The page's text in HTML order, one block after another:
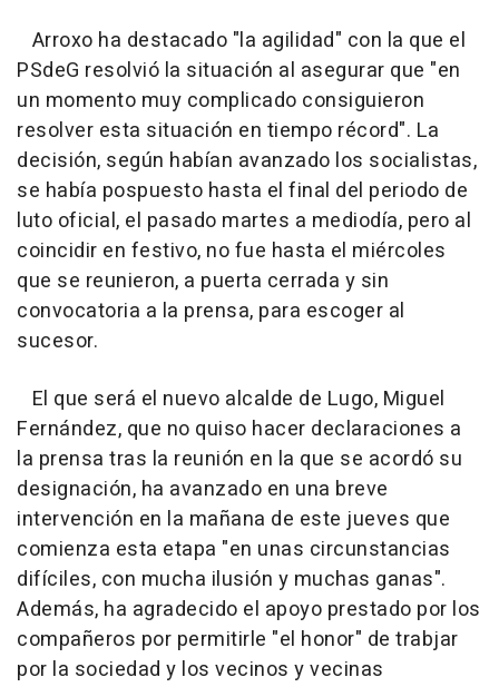
Arroxo ha destacado "la agilidad" con la que el
PSdeG resolvió la situación al asegurar que "en
un momento muy complicado consiguieron
resolver esta situación en tiempo récord". La
decisión, según habían avanzado los socialistas,
se había pospuesto hasta el final del periodo de
luto oficial, el pasado martes a mediodía, pero al
coincidir en festivo, no fue hasta el miércoles
que se reunieron, a puerta cerrada y sin
convocatoria a la prensa, para escoger al
sucesor.
El que será el nuevo alcalde de Lugo, Miguel
Fernández, que no quiso hacer declaraciones a
la prensa tras la reunión en la que se acordó su
designación, ha avanzado en una breve
intervención en la mañana de este jueves que
comienza esta etapa "en unas circunstancias
difíciles, con mucha ilusión y muchas ganas".
Además, ha agradecido el apoyo prestado por los
compañeros por permitirle "el honor" de trabjar
por la sociedad y los vecinos y vecinas